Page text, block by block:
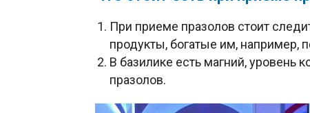
При приеме празолов стоит
продукты, богатые им, например,
В базилике есть магний, уровень
празолов.